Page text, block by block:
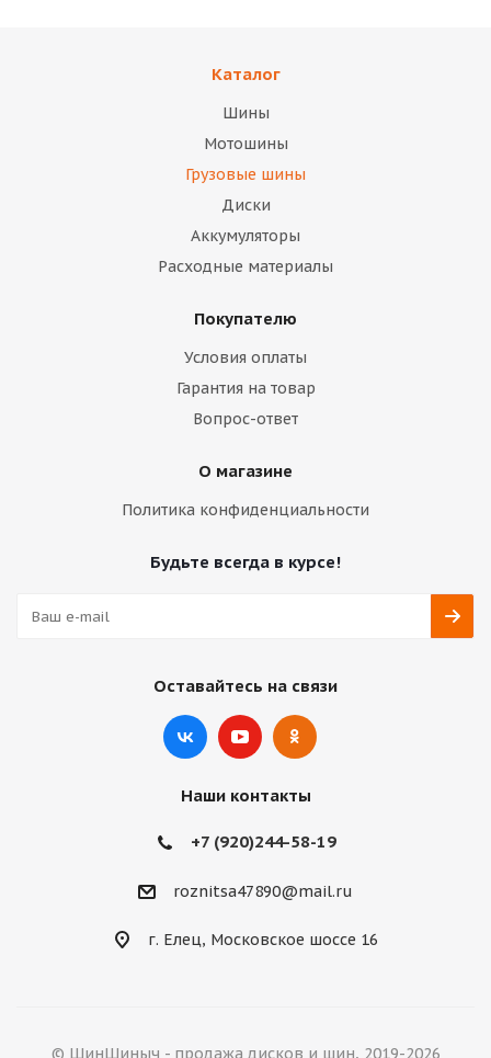
Каталог
Шины
Мотошины
Грузовые шины
Диски
Аккумуляторы
Расходные материалы
Покупателю
Условия оплаты
Гарантия на товар
Вопрос-ответ
О магазине
Политика конфиденциальности
Будьте всегда в курсе!
Оставайтесь на связи
Наши контакты
+7 (920)244-58-19
roznitsa47890@mail.ru
г. Елец, Московское шоссе 16
© ШинШиныч - продажа дисков и шин, 2019-2026